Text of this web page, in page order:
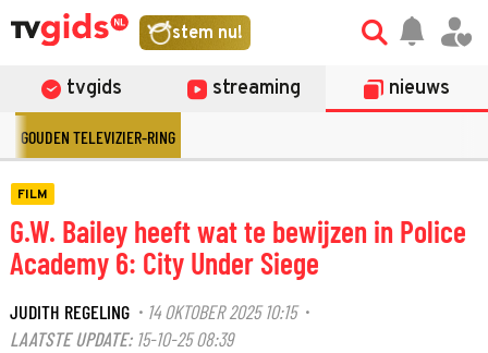
stem nu!
tvgids streaming nieuws
GOUDEN TELEVIZIER-RING
FILM
G.W. Bailey heeft wat te bewijzen in Police
Academy 6: City Under Siege
JUDITH REGELING · 14 OKTOBER 2025 10:15·
LAATSTE UPDATE: 15-10-25 08:39